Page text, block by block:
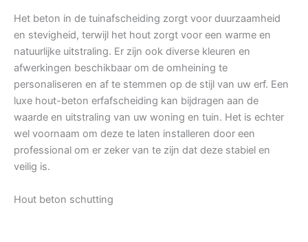
Het beton in de tuinafscheiding zorgt voor duurzaamheid
en stevigheid, terwijl het hout zorgt voor een warme en
natuurlijke uitstraling. Er zijn ook diverse kleuren en
afwerkingen beschikbaar om de omheining te
personaliseren en af te stemmen op de stijl van uw erf. Een
luxe hout-beton erfafscheiding kan bijdragen aan de
waarde en uitstraling van uw woning en tuin. Het is echter
wel voornaam om deze te laten installeren door een
professional om er zeker van te zijn dat deze stabiel en
veilig is.
Hout beton schutting